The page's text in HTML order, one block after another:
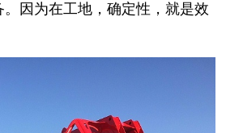
因为在工地，确定性，就是效